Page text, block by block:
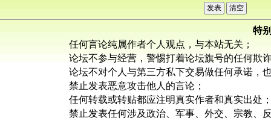
特
任何言论纯属作者个人观点，与本站无关；
论坛不参与经营，警惕打着论坛旗号的任何欺
论坛不对个人与第三方私下交易做任何承诺，
禁止发表恶意攻击他人的言论；
任何转载或转贴都应注明真实作者和真实出处
禁止发表任何涉及政治、军事、外交、宗教、